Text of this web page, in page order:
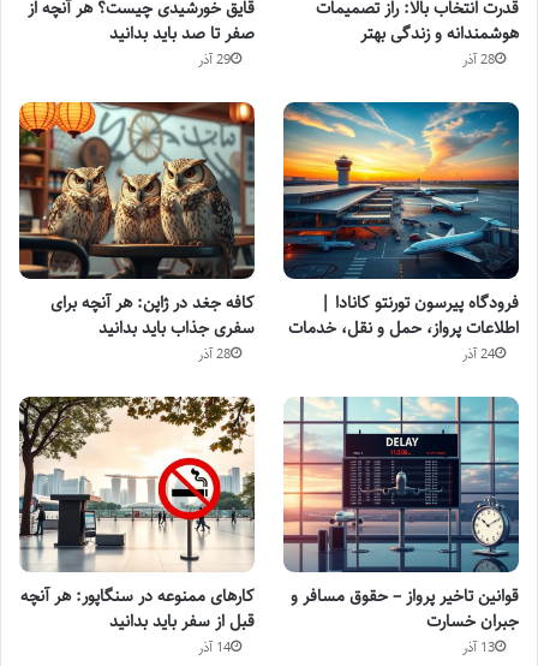
قایق خورشیدی چیست؟ هر آنچه از
صفر تا صد باید بدانید
29 آذر
قدرت انتخاب بالا: راز تصمیمات
هوشمندانه و زندگی بهتر
28 آذر
کافه جغد در ژاپن: هر آنچه برای
سفری جذاب باید بدانید
28 آذر
فرودگاه پیرسون تورنتو کانادا |
اطلاعات پرواز، حمل و نقل، خدمات
24 آذر
کارهای ممنوعه در سنگاپور: هر آنچه
قبل از سفر باید بدانید
14 آذر
قوانین تاخیر پرواز – حقوق مسافر و
جبران خسارت
13 آذر